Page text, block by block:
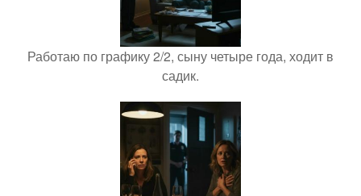
Работаю по графику 2/2, сыну четыре года, ходит в
садик.